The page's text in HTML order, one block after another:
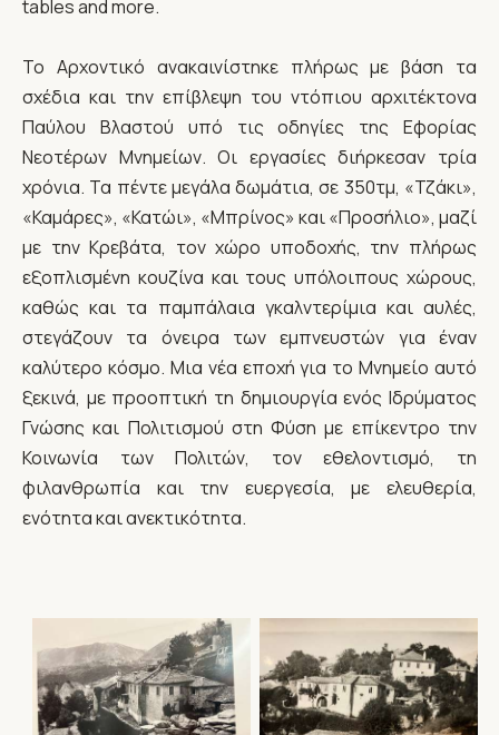
tables and more.
Το Αρχοντικό ανακαινίστηκε πλήρως με βάση τα
σχέδια και την επίβλεψη του ντόπιου αρχιτέκτονα
Παύλου Βλαστού υπό τις οδηγίες της Εφορίας
Νεοτέρων Μνημείων. Οι εργασίες διήρκεσαν τρία
χρόνια. Τα πέντε μεγάλα δωμάτια, σε 350τμ, «Τζάκι»,
«Καμάρες», «Κατώι», «Μπρίνος» και «Προσήλιο», μαζί
με την Κρεβάτα, τον χώρο υποδοχής, την πλήρως
εξοπλισμένη κουζίνα και τους υπόλοιπους χώρους,
καθώς και τα παμπάλαια γκαλντερίμια και αυλές,
στεγάζουν τα όνειρα των εμπνευστών για έναν
καλύτερο κόσμο. Μια νέα εποχή για το Μνημείο αυτό
ξεκινά, με προοπτική τη δημιουργία ενός Ιδρύματος
Γνώσης και Πολιτισμού στη Φύση με επίκεντρο την
Κοινωνία των Πολιτών, τον εθελοντισμό, τη
φιλανθρωπία και την ευεργεσία, με ελευθερία,
ενότητα και ανεκτικότητα.